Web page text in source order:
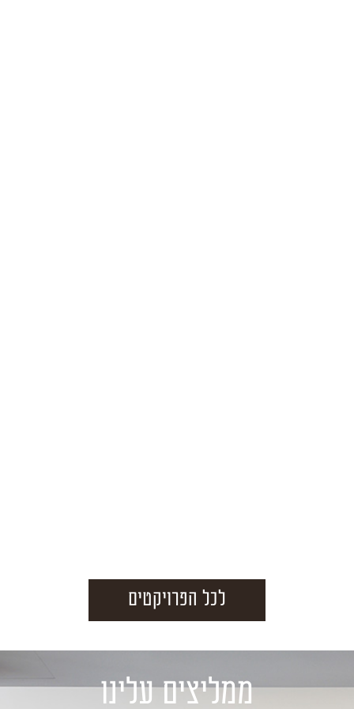
לכל הפרויקטים
ממליצים עלינו